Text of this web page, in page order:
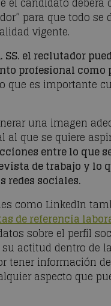
para que todo se
vigente.
SS. el reclutador
profesional como
que es importante
una imagen
al que se quiere
entre lo que
de trabajo y lo
redes sociales.
como LinkedIn
de referencia
sobre el perfil
actitud dentro de
tener información
aspecto que